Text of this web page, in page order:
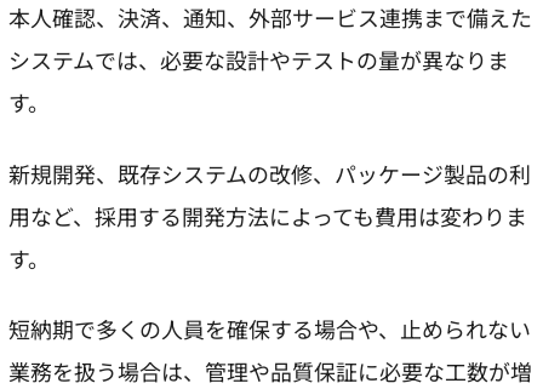
本人確認、決済、通知、外部サービス連携まで備えた
システムでは、必要な設計やテストの量が異なりま
す。
新規開発、既存システムの改修、パッケージ製品の利
用など、採用する開発方法によっても費用は変わりま
す。
短納期で多くの人員を確保する場合や、止められない
業務を扱う場合は、管理や品質保証に必要な工数が増